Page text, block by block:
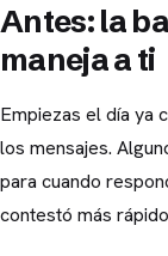
Antes: la
maneja a ti
Empiezas el día ya
los mensajes.
para cuando
contestó más